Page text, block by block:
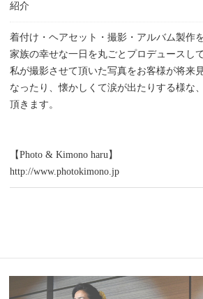
紹介
着付け・ヘアセット・撮影・アルバム製作
家族の幸せな一日を丸ごとプロデュースし
私が撮影させて頂いた写真をお客様が将来
なったり、懐かしくて涙が出たりする様な
頂きます。
【Photo & Kimono haru】
http://www.photokimono.jp